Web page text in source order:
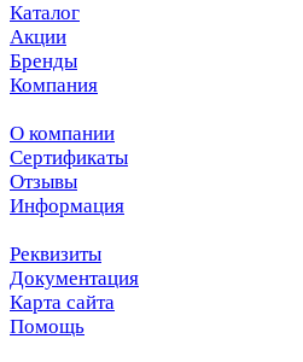
Каталог
Акции
Бренды
Компания
О компании
Сертификаты
Отзывы
Информация
Реквизиты
Документация
Карта сайта
Помощь